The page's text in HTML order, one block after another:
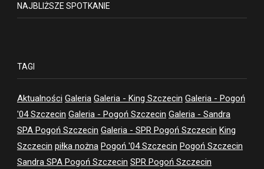
NAJBLIŻSZE SPOTKANIE
TAGI
Aktualności Galeria Galeria - King Szczecin Galeria - Pogoń
'04 Szczecin Galeria - Pogoń Szczecin Galeria - Sandra
SPA Pogoń Szczecin Galeria - SPR Pogoń Szczecin King
Szczecin piłka nożna Pogoń '04 Szczecin Pogoń Szczecin
Sandra SPA Pogoń Szczecin SPR Pogoń Szczecin